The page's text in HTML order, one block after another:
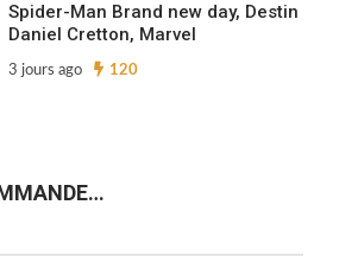
Spider-Man Brand new day, Destin
Daniel Cretton, Marvel
3 jours ago 120